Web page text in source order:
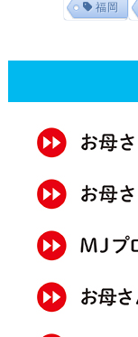
福岡